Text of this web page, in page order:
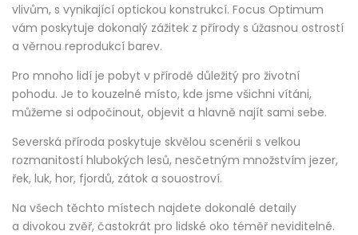
vlivům, s vynikající optickou konstrukcí. Focus Optimum
vám poskytuje dokonalý zážitek z přírody s úžasnou ostrostí
a věrnou reprodukcí barev.
Pro mnoho lidí je pobyt v přírodě důležitý pro životní
pohodu. Je to kouzelné místo, kde jsme všichni vítáni,
můžeme si odpočinout, objevit a hlavně najít sami sebe.
Severská příroda poskytuje skvělou scenérii s velkou
rozmanitostí hlubokých lesů, nesčetným množstvím jezer,
řek, luk, hor, fjordů, zátok a souostroví.
Na všech těchto místech najdete dokonalé detaily
a divokou zvěř, častokrát pro lidské oko téměř neviditelné.